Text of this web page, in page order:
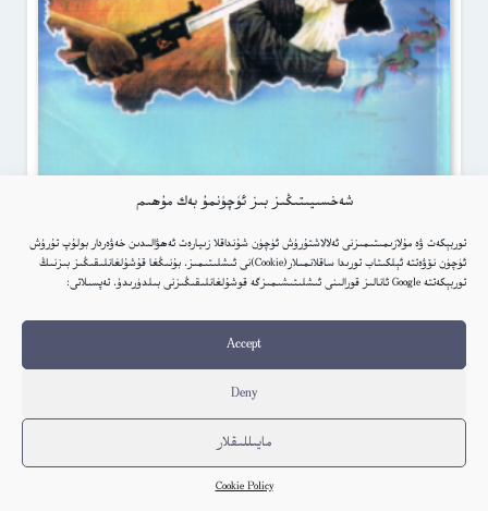
شەخسىيىتىڭىز بىز ئۈچۈنمۇ بەك مۇھىم
توربېكەت ۋە مۇلازىمىتىمىزنى ئەلالاشتۇرۇش ئۈچۈن شۇنداقلا زىيارەت ئەھۋالىدىن خەۋەردار بولۇپ تۇرۇش
ئۈچۈن نۆۋەتتە ئېلكىتاب تورىدا ساقلانمىلار(Cookie)نى ئىشلىتىمىز. بۇنىڭغا قۇشۇلغانلىقىڭىز بىزنىڭ
توربېكەتتە Google ئانالىز قورالىنى ئىشلىتىشىمىزگە قوشۇلغانلىقىڭىزنى بىلدۈرىدۇ. تەپسىلاتى:
Accept
Deny
مايىللىقلار
Cookie Policy
ئاسارەتتىكى شەرقىي تۈركىستان(دولقۇن ئىسا)
Elkitab
كىتاب تەپسىلاتى
Translate